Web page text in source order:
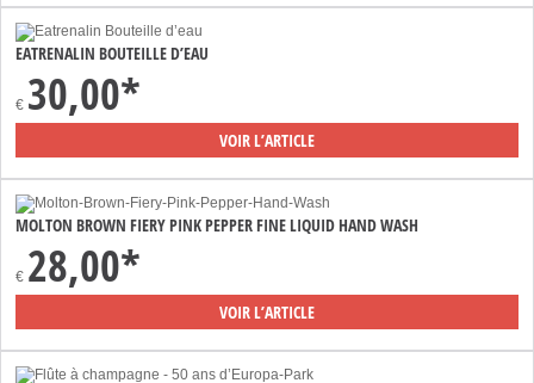
EATRENALIN BOUTEILLE D’EAU
€ 30,00*
VOIR L’ARTICLE
MOLTON BROWN FIERY PINK PEPPER FINE LIQUID HAND WASH
€ 28,00*
VOIR L’ARTICLE